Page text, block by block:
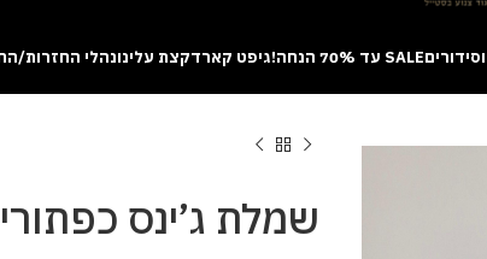
SALE עד 70% הנחה! גיפט קארדקצת עלינונהלי החזרות/
Learning the rhythm can take a few attempts. A helpful
sites like [aviatordreamliner.com] where they discuss the
provably fair
שמלת ג’ינס